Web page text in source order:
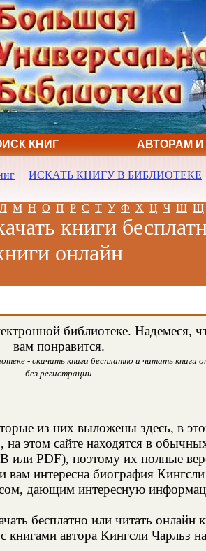
КНИГ АВТОРАМ И
ИСКАТЬ КНИГУ В БИБЛИОТЕКЕ
Л М Н О П Р С Т У Ф Х Ц Ч Ш Щ
книги
онлайн
библиотеке. Надемеся,
вам понравится.
- скачать книги бесплатно и читать книги
без регистрации
из них выложены здесь, в
этом сайте находятся в
PDF), поэтому их полные
интересна биография
дающим интересную
бесплатно или читать онлайн
автора Кингсли Чарльз